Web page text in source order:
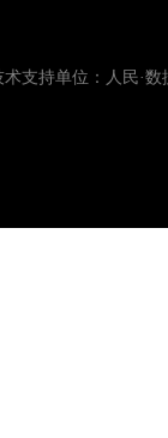
持单位：人民·数